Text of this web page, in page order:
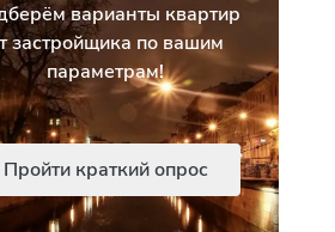
варианты квартир
застройщика по вашим
параметрам!
Пройти краткий опрос